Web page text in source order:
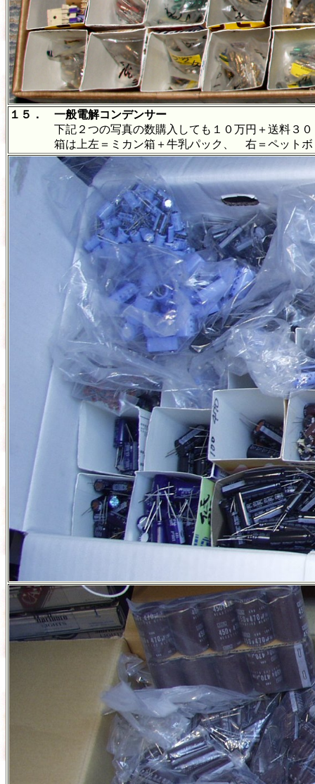
１５． 一般電解コンデンサー
下記２つの写真の数購入しても１０万円＋送料３０
箱は上左＝ミカン箱＋牛乳パック、 右＝ペットボ